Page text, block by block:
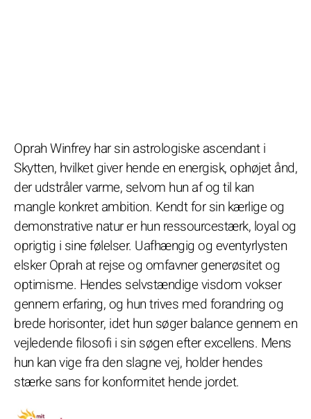
Oprah Winfrey har sin astrologiske ascendant i
Skytten, hvilket giver hende en energisk, ophøjet ånd,
der udstråler varme, selvom hun af og til kan
mangle konkret ambition. Kendt for sin kærlige og
demonstrative natur er hun ressourcestærk, loyal og
oprigtig i sine følelser. Uafhængig og eventyrlysten
elsker Oprah at rejse og omfavner generøsitet og
optimisme. Hendes selvstændige visdom vokser
gennem erfaring, og hun trives med forandring og
brede horisonter, idet hun søger balance gennem en
vejledende filosofi i sin søgen efter excellens. Mens
hun kan vige fra den slagne vej, holder hendes
stærke sans for konformitet hende jordet.